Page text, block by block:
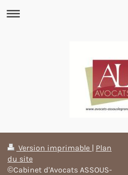
Version imprimable | Plan
du site
©Cabinet d'Avocats ASSOUS-